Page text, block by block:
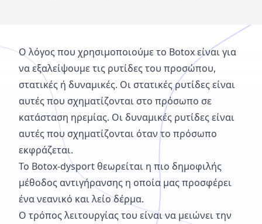
Ο λόγος που χρησιμοποιούμε το Botox είναι για
να εξαλείψουμε τις ρυτίδες του προσώπου,
στατικές ή δυναμικές. Οι στατικές ρυτίδες είναι
αυτές που σχηματίζονται στο πρόσωπο σε
κατάσταση ηρεμίας. Οι δυναμικές ρυτίδες είναι
αυτές που σχηματίζονται όταν το πρόσωπο
εκφράζεται.
Το Botox-dysport θεωρείται η πιο δημοφιλής
μέθοδος αντιγήρανσης η οποία μας προσφέρει
ένα νεανικό και λείο δέρμα.
Ο τρόπος λειτουργίας του είναι να μειώνει την